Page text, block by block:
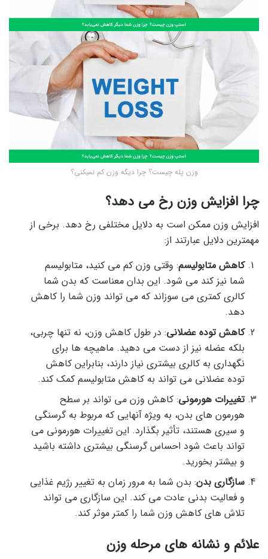
وزن پله چیست؟ چرا دیگه وزن کم نمیکنی؟
چرا افزایش وزن رخ می دهد؟
افزایش وزن ممکن است به دلایل مختلفی رخ دهد. برخی از
مهمترین دلایل عبارتند از:
کاهش متابولیسم: وقتی وزن کم می کنید، متابولیسم
شما نیز کند می شود. این بدان معناست که بدن شما
کالری کمتری می سوزاند که می تواند وزن شما را کاهش
دهد.
کاهش توده عضلانی: در طول کاهش وزن، نه تنها چربی،
بلکه عضله نیز از دست می دهید. ماهیچه ها برای
نگهداری به کالری بیشتری نیاز دارند، بنابراین کاهش
توده عضلانی می تواند به کاهش متابولیسم کمک کند.
تغییرات هورمونی: کاهش وزن می تواند بر سطح
هورمون های بدن، به ویژه آنهایی که مربوط به گرسنگی
و سیری هستند، تأثیر بگذارد. این تغییرات هورمونی می
تواند باعث شود احساس گرسنگی بیشتری داشته باشید
و بیشتر بخورید.
سازگاری بدن: بدن شما به مرور زمان به تغییر رژیم غذایی
و فعالیت بدنی عادت می کند. این سازگاری می تواند
تلاش های کاهش وزن شما را کمتر موثر کند.
علائم و نشانه های مرحله وزن